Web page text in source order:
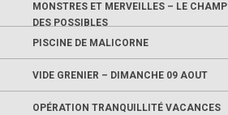
MONSTRES ET MERVEILLES – LE CHAMP
DES POSSIBLES
PISCINE DE MALICORNE
VIDE GRENIER – DIMANCHE 09 AOUT
OPÉRATION TRANQUILLITÉ VACANCES